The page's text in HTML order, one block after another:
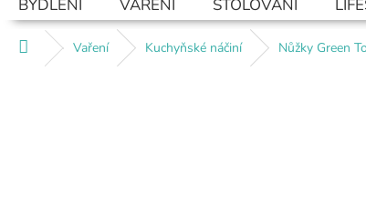
BYDLENÍ VAŘENÍ STOLOVÁNÍ
Domů Vaření Kuchyňské náčiní Nůžky Green